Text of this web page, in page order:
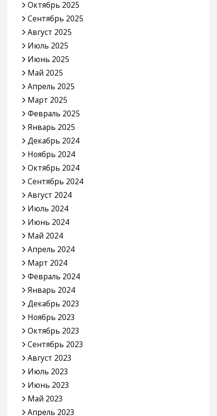
Октябрь 2025
Сентябрь 2025
Август 2025
Июль 2025
Июнь 2025
Май 2025
Апрель 2025
Март 2025
Февраль 2025
Январь 2025
Декабрь 2024
Ноябрь 2024
Октябрь 2024
Сентябрь 2024
Август 2024
Июль 2024
Июнь 2024
Май 2024
Апрель 2024
Март 2024
Февраль 2024
Январь 2024
Декабрь 2023
Ноябрь 2023
Октябрь 2023
Сентябрь 2023
Август 2023
Июль 2023
Июнь 2023
Май 2023
Апрель 2023